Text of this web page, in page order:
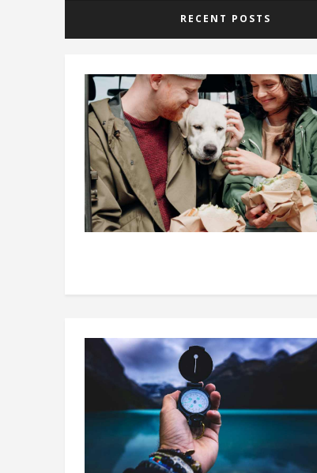
RECENT POSTS